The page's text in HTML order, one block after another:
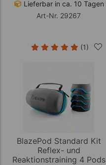
Lieferbar in ca. 10 Tagen
Art-Nr. 29267
(1)
BlazePod Standard Kit
Reflex- und
Reaktionstraining 4 Pods